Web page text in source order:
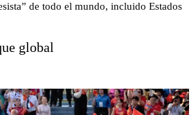
de todo el mundo, incluido Estados
global